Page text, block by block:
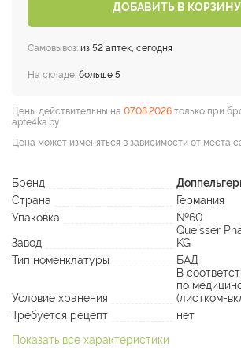
ДОБАВИТЬ В КОРЗИНУ
Самовывоз: из 52 аптек, сегодня
На складе: больше 5
Цены действительны на 07.08.2026 только при
apte4ka.by
Цена может изменяться в зависимости от места
Бренд
Страна
Германия
Упаковка
№60
Завод
Queisser
KG
Тип номенклатуры
БАД
Условие хранения
В
по
(листком-
Требуется рецепт
нет
Показать все характеристики